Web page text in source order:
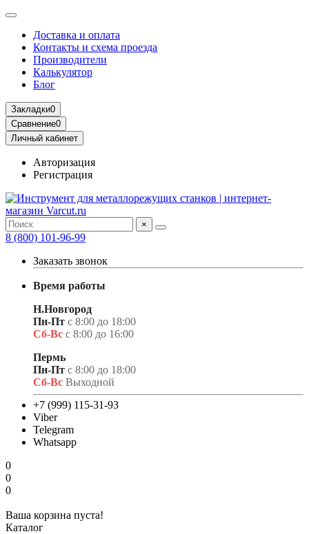
Доставка и оплата
Контакты и схема проезда
Производители
Калькулятор
Блог
Закладки0
Сравнение0
Личный кабинет
Авторизация
Регистрация
×
8 (800) 101-96-99
Заказать звонок
Время работы
Н.Новгород
Пн-Пт с 8:00 до 18:00
Сб-Вс с 8:00 до 16:00
Пермь
Пн-Пт с 8:00 до 18:00
Сб-Вс Выходной
+7 (999) 115-31-93
Viber
Telegram
Whatsapp
0
0
0
Ваша корзина пуста!
Каталог